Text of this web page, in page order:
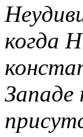
когда
Западе